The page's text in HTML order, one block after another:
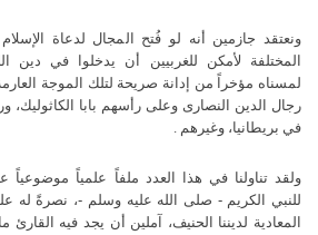
ونعتقد جازمين أنه لو فُتح المجال لدعاة
المختلفة لأمكن للغربيين أن يدخلوا في دين
لمسناه مؤخراً من إدانة صريحة لتلك الموجة
رجال الدين النصارى وعلى رأسهم بابا الكاثوليك،
في بريطانيا، وغيرهم .
ولقد تناولنا في هذا العدد ملفاً علمياً
للنبي الكريم - صلى الله عليه وسلم -، نصرةً له
المعادية لديننا الحنيف، آملين أن يجد فيه